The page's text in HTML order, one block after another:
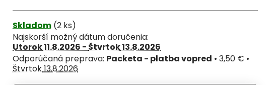
Skladom (2 ks)
Najskorší možný dátum doručenia:
Utorok11.8.2026 −Štvrtok13.8.2026
Packeta - platba vopred •3,50 € •
Štvrtok13.8.2026